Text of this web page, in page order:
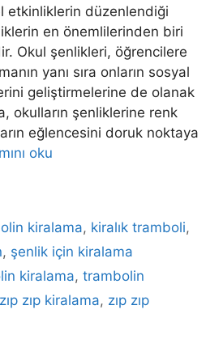
etkinliklerin düzenlendiği
en önemlilerinden biri
Okul şenlikleri, öğrencilere
yanı sıra onların sosyal
geliştirmelerine de olanak
okulların şenliklerine renk
eğlencesini doruk noktaya
oku
kiralama, kiralık tramboli,
, şenlik için kiralama
kiralama, trambolin
zıp zıp kiralama, zıp zıp